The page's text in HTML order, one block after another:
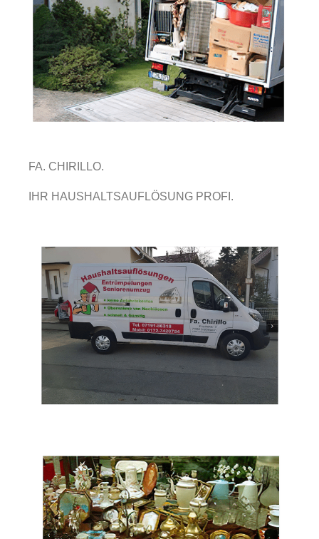
FA. CHIRILLO.
IHR HAUSHALTSAUFLÖSUNG PROFI.